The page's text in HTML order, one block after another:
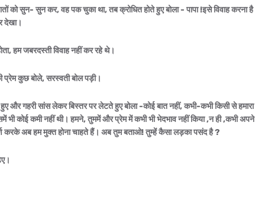
को सुन- सुन कर, वह पक चुका था, तब क्रोधित होते हुए बोला - पापा !इसे विवाह करना है
देखा।
हम जबरदस्ती विवाह नहीं कर रहे थे।
कुछ बोले, सरस्वती बोल पड़ी।
गहरी सांस लेकर बिस्तर पर लेटते हुए बोला -कोई बात नहीं, कभी-कभी किसी से हमारा
कोई कमी नहीं थी। हमने, तुममें और प्रेम में कभी भी भेदभाव नहीं किया ,न ही ,कभी अपने
पूर्ण करके अब हम मुक्त होना चाहते हैं। अब तुम बताओ! तुम्हें कैसा लड़का पसंद है ?